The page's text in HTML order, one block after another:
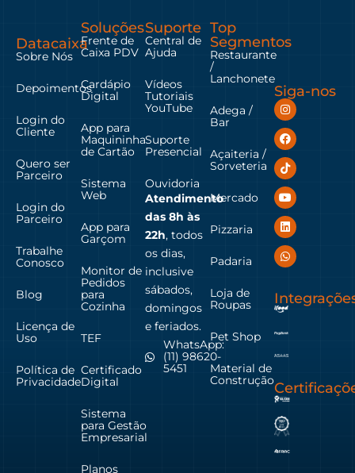
Datacaixa
Sobre Nós
Depoimentos
Login do
Cliente
Quero ser
Parceiro
Login do
Parceiro
Trabalhe
Conosco
Blog
Licença de
Uso
Política de
Privacidade
Soluções
Frente de
Caixa PDV
Cardápio
Digital
App para
Maquininha
de Cartão
Sistema
Web
App para
Garçom
Monitor de
Pedidos
para
Cozinha
TEF
Certificado
Digital
Sistema
para Gestão
Empresarial
Planos
Suporte
Central de
Ajuda
Vídeos
Tutoriais
YouTube
Suporte
Presencial
Ouvidoria
Atendimento
das 8h às
22h, todos
os dias,
inclusive
sábados,
domingos
e feriados.
WhatsApp:
(11) 98620-
5451
Top
Segmentos
Restaurante
/
Lanchonete
Adega /
Bar
Açaiteria /
Sorveteria
Mercado
Pizzaria
Padaria
Loja de
Roupas
Pet Shop
Material de
Construção
Siga-nos